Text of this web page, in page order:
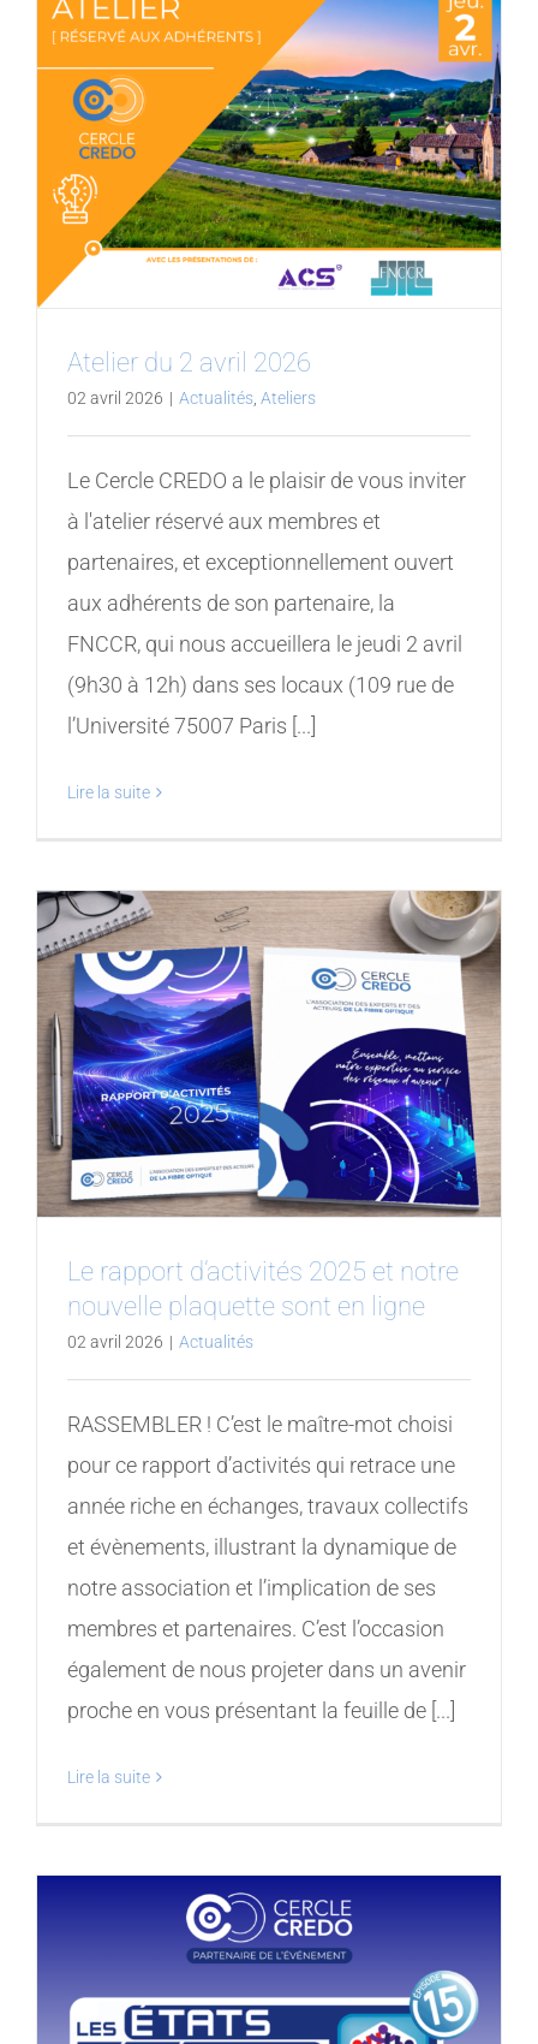
MEMBRES
CONTACT
Atelier du 2 avril 2026
02 avril 2026 | Actualités Ateliers
Le Cercle CREDO a le plaisir de vous inviter
à l'atelier réservé aux membres et
partenaires, et exceptionnellement ouvert
aux adhérents de son partenaire, la
FNCCR, qui nous accueillera le jeudi 2 avril
(9h30 à 12h) dans ses locaux (109 rue de
l’Université 75007 Paris [...]
Lire la suite
Le rapport d’activités 2025 et notre
nouvelle plaquette sont en ligne
02 avril 2026 | Actualités
RASSEMBLER ! C’est le maître-mot choisi
pour ce rapport d’activités qui retrace une
année riche en échanges, travaux collectifs
et évènements, illustrant la dynamique de
notre association et l’implication de ses
membres et partenaires. C’est l’occasion
également de nous projeter dans un avenir
proche en vous présentant la feuille de [...]
Lire la suite